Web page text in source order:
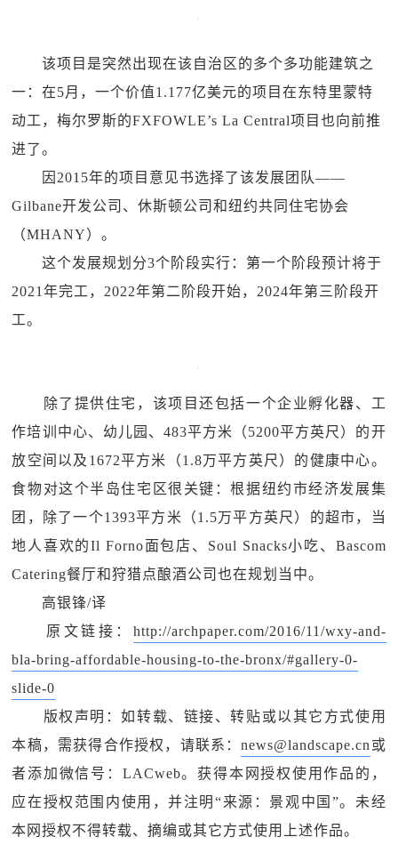
该项目是突然出现在该自治区的多个多功能建筑之
一：在5月，一个价值1.177亿美元的项目在东特里蒙特
动工，梅尔罗斯的FXFOWLE’s La Central项目也向前推
进了。
因2015年的项目意见书选择了该发展团队——
Gilbane开发公司、休斯顿公司和纽约共同住宅协会
（MHANY）。
这个发展规划分3个阶段实行：第一个阶段预计将于
2021年完工，2022年第二阶段开始，2024年第三阶段开
工。
除了提供住宅，该项目还包括一个企业孵化器、工
作培训中心、幼儿园、483平方米（5200平方英尺）的开
放空间以及1672平方米（1.8万平方英尺）的健康中心。
食物对这个半岛住宅区很关键：根据纽约市经济发展集
团，除了一个1393平方米（1.5万平方英尺）的超市，当
地人喜欢的Il Forno面包店、Soul Snacks小吃、Bascom
Catering餐厅和狩猎点酿酒公司也在规划当中。
高银锋/译
原文链接： http://archpaper.com/2016/11/wxy-and-
bla-bring-affordable-housing-to-the-bronx/#gallery-0-
slide-0
版权声明：如转载、链接、转贴或以其它方式使用
本稿，需获得合作授权，请联系：news@landscape.cn 或
者添加微信号：LACweb。获得本网授权使用作品的，
应在授权范围内使用，并注明“来源：景观中国”。未经
本网授权不得转载、摘编或其它方式使用上述作品。